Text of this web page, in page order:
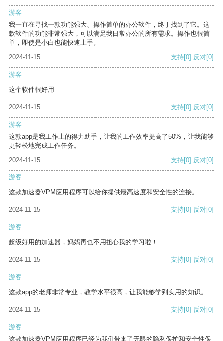
游客
我一直在寻找一款功能强大、操作简单的办公软件，终于找到了它。这
款软件的功能非常强大，可以满足我日常办公的所有需求。操作也很简
单，即使是小白也能快速上手。
2024-11-15
支持[0] 反对[0]
游客
这个软件很好用
2024-11-15 支持[0] 反对[0]
游客
这款app是我工作上的得力助手，让我的工作效率提高了50%，让我能够
更轻松地完成工作任务。
2024-11-15
支持[0] 反对[0]
游客
这款加速器VPM应用程序可以给你提供最高速度和安全性的连接。
2024-11-15 支持[0] 反对[0]
游客
超级好用的加速器，妈妈再也不用担心我的学习啦！
2024-11-15 支持[0] 反对[0]
游客
这款app的老师非常专业，教学水平很高，让我能够学到实用的知识。
2024-11-15 支持[0] 反对[0]
游客
这款加速器VPM应用程序已经为我们带来了无限的隐私保护和安全性保